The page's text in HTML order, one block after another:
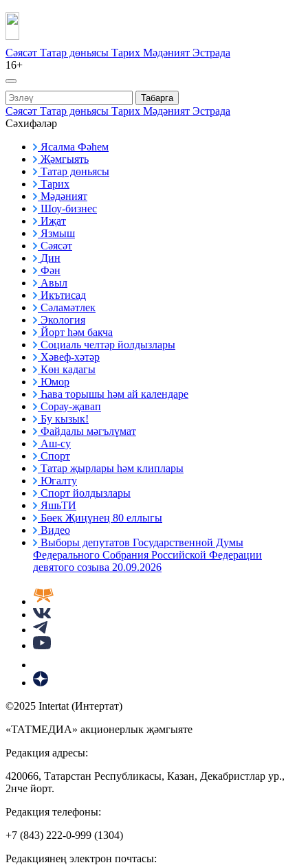
Сәясәт Татар дөньясы Тарих Мәдәният Эстрада
16+
Табарга
Сәясәт Татар дөньясы Тарих Мәдәният Эстрада
Сәхифәләр
Ясалма Фәһем
Җәмгыять
Татар дөньясы
Тарих
Мәдәният
Шоу-бизнес
Иҗат
Язмыш
Сәясәт
Дин
Фән
Авыл
Икътисад
Сәламәтлек
Экология
Йорт һәм бакча
Социаль челтәр йолдызлары
Хәвеф-хәтәр
Көн кадагы
Юмор
Һава торышы һәм ай календаре
Сорау-җавап
Бу кызык!
Файдалы мәгълүмат
Аш-су
Спорт
Татар җырлары һәм клиплары
Югалту
Спорт йолдызлары
ЯшьТИ
Бөек Җиңүнең 80 еллыгы
Видео
Выборы депутатов Государственной Думы
Федерального Собрания Российской Федерации
девятого созыва 20.09.2026
©2025 Intertat (Интертат)
«ТАТМЕДИА» акционерлык җәмгыяте
Редакция адресы:
420066, Татарстан Республикасы, Казан, Декабристлар ур.,
2нче йорт.
Редакция телефоны:
+7 (843) 222-0-999 (1304)
Редакциянең электрон почтасы: